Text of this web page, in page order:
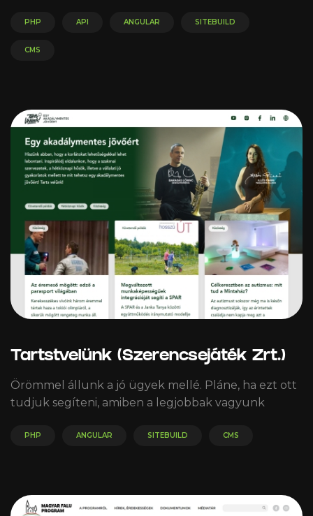
PHP API ANGULAR SITEBUILD
CMS
Tartstvelünk (Szerencsejáték Zrt.)
Örömmel állunk a jó ügyek mellé. Pláne, ha ezt ott
tudjuk segíteni, amiben a legjobbak vagyunk
PHP ANGULAR SITEBUILD CMS